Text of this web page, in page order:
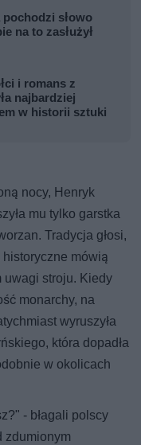
słowo
na to zasłużył
i romans z
najbardziej
w historii sztuki
nocy, Henryk
mu tylko garstka
Tradycja głosi,
historyczne mówią
uwagi stroju. Kiedy
monarchy, na
wyruszyła
która dopadła
w okolicach
- błagali polscy
zdumionym